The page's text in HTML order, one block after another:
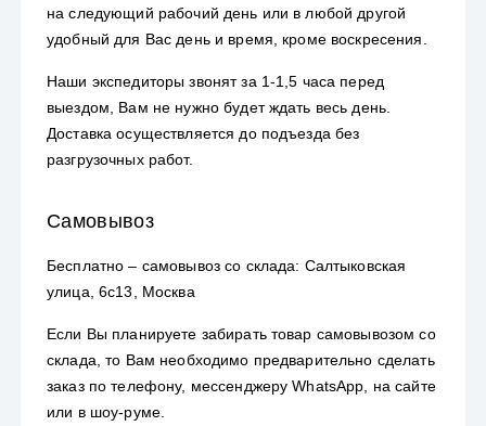
на следующий рабочий день или в любой другой
удобный для Вас день и время, кроме воскресения.
Наши экспедиторы звонят за 1-1,5 часа перед
выездом, Вам не нужно будет ждать весь день.
Доставка осуществляется до подъезда без
разгрузочных работ.
Самовывоз
Бесплатно – самовывоз со склада: Салтыковская
улица, 6с13, Москва
Если Вы планируете забирать товар самовывозом со
склада, то Вам необходимо предварительно сделать
заказ по телефону, мессенджеру WhatsApp, на сайте
или в шоу-руме.